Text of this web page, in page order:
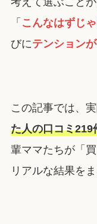
「 こんなはずじ
びにテンション
この記事では、
た人の口コミ219
輩ママたちが「
リアルな結果を